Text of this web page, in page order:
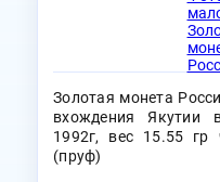
Золотая монета
вхождения Якутии
1992г, вес 15.55 гр
(пруф)